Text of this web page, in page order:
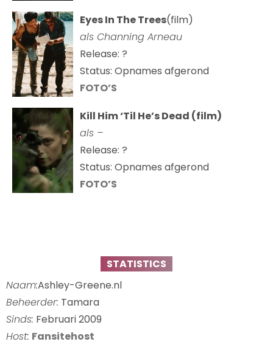
Eyes In The Trees(film)
als Channing Arneau
Release: ?
Status: Opnames afgerond
FOTO’S
Kill Him ‘Til He’s Dead (film)
als –
Release: ?
Status: Opnames afgerond
FOTO’S
STATISTICS
Naam:Ashley-Greene.nl
Beheerder: Tamara
Sinds: Februari 2009
Host: Fansitehost